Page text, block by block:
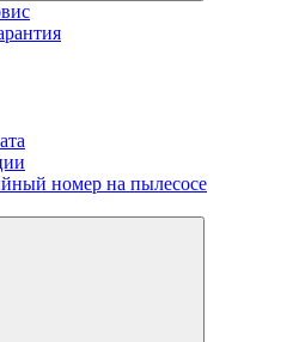
номер на пылесосе